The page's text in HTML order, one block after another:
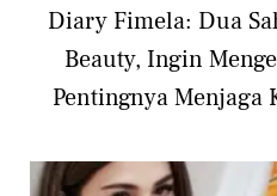
Diary Fimela: Dua
Beauty, Ingin
Pentingnya Menjaga